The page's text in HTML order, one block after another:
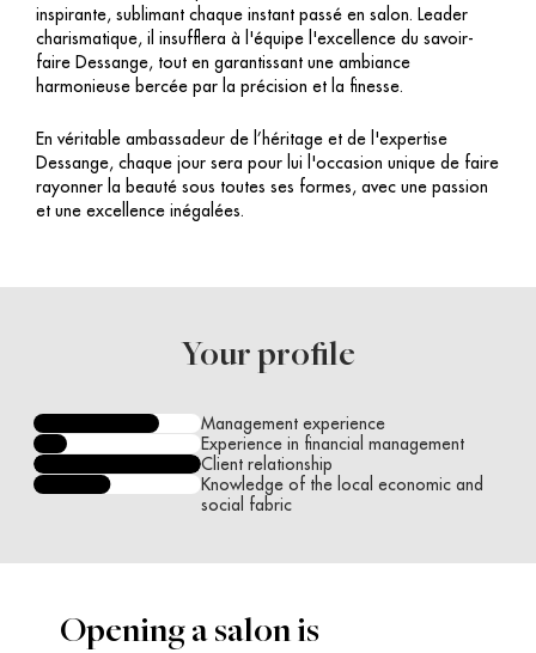
inspirante, sublimant chaque instant passé en salon. Leader
charismatique, il insufflera à l'équipe l'excellence du savoir-
faire Dessange, tout en garantissant une ambiance
harmonieuse bercée par la précision et la finesse.
En véritable ambassadeur de l’héritage et de l'expertise
Dessange, chaque jour sera pour lui l'occasion unique de faire
rayonner la beauté sous toutes ses formes, avec une passion
et une excellence inégalées.
Your profile
Management experience
Experience in financial management
Client relationship
Knowledge of the local economic and
social fabric
Opening a salon is